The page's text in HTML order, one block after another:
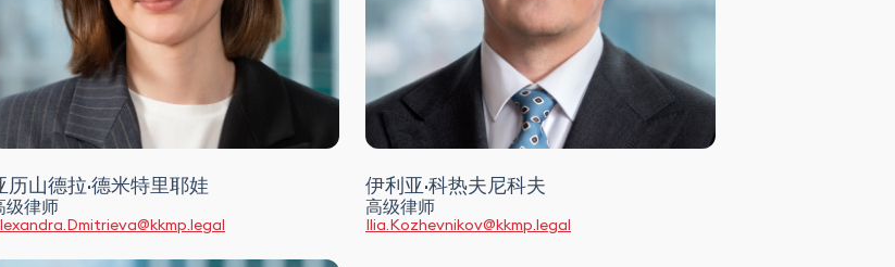
历山德拉·德米特里耶娃
级律师
伊利亚·科热夫尼科夫
高级律师
Ilia.Kozhevnikov@kkmp.legal